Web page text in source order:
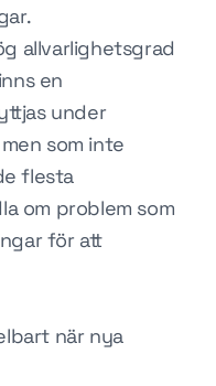
allvarlighetsgrad
en
under
som inte
flesta
om problem som
för att
när nya